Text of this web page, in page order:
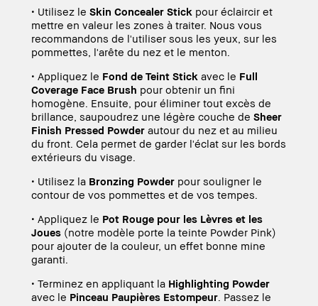
• Utilisez le Skin Concealer Stick pour éclaircir et
mettre en valeur les zones à traiter. Nous vous
recommandons de l'utiliser sous les yeux, sur les
pommettes, l'arête du nez et le menton.
• Appliquez le Fond de Teint Stick avec le Full
Coverage Face Brush pour obtenir un fini
homogène. Ensuite, pour éliminer tout excès de
brillance, saupoudrez une légère couche de Sheer
Finish Pressed Powder autour du nez et au milieu
du front. Cela permet de garder l'éclat sur les bords
extérieurs du visage.
• Utilisez la Bronzing Powder pour souligner le
contour de vos pommettes et de vos tempes.
• Appliquez le Pot Rouge pour les Lèvres et les
Joues (notre modèle porte la teinte Powder Pink)
pour ajouter de la couleur, un effet bonne mine
garanti.
• Terminez en appliquant la Highlighting Powder
avec le Pinceau Paupières Estompeur . Passez le